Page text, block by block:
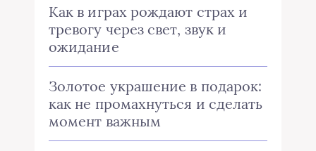
Как в играх рождают страх и
тревогу через свет, звук и
ожидание
Золотое украшение в подарок:
как не промахнуться и сделать
момент важным